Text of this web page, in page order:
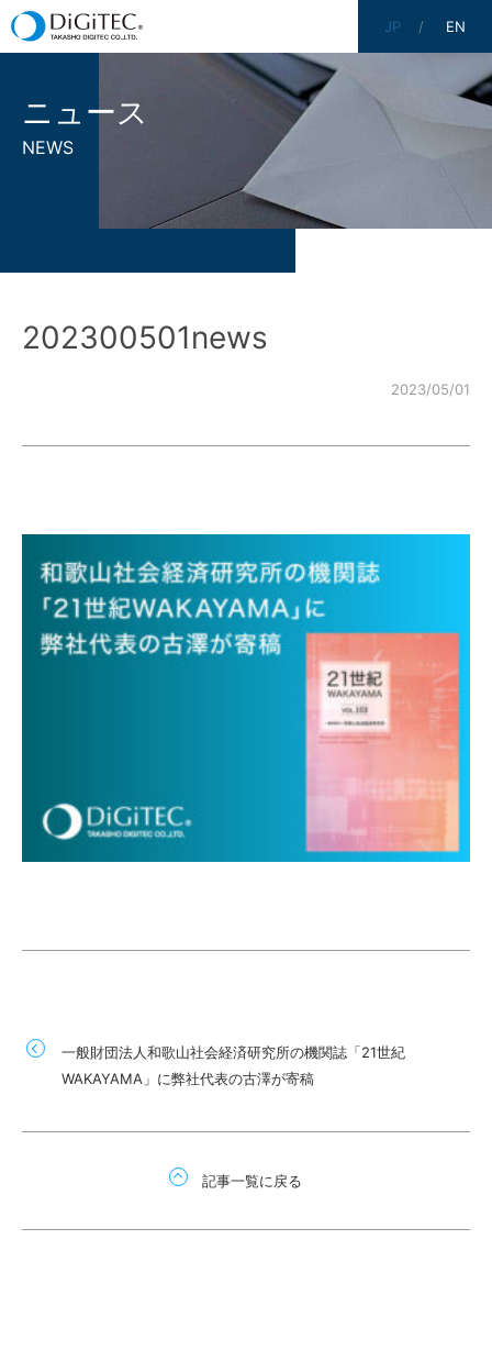
JP EN
ニュース
NEWS
202300501news
2023/05/01
一般財団法人和歌山社会経済研究所の機関誌「21世紀
WAKAYAMA」に弊社代表の古澤が寄稿
記事一覧に戻る